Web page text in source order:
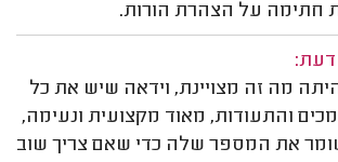
חתימה על הצהרת הורות.
דעת:
מה זה מצויינת, וידאה שיש את כל
והתעודות, מאוד מקצועית ונעימה,
את המספר שלה כדי שאם צריך שוב